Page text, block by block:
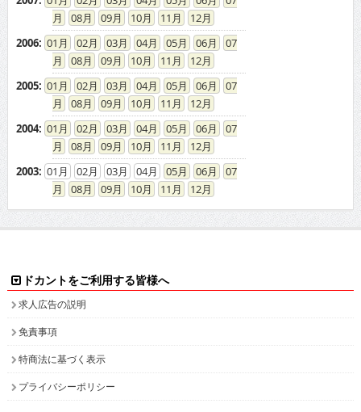
08
09 10 11
12
2005: 01 02 03 04 05 06
07
08
09 10 11
12
2004: 01 02 03 04 05 06
07
08
09 10 11
12
2003: 01 02 03 04 05 06
07
08
09 10 11 12
免責事項